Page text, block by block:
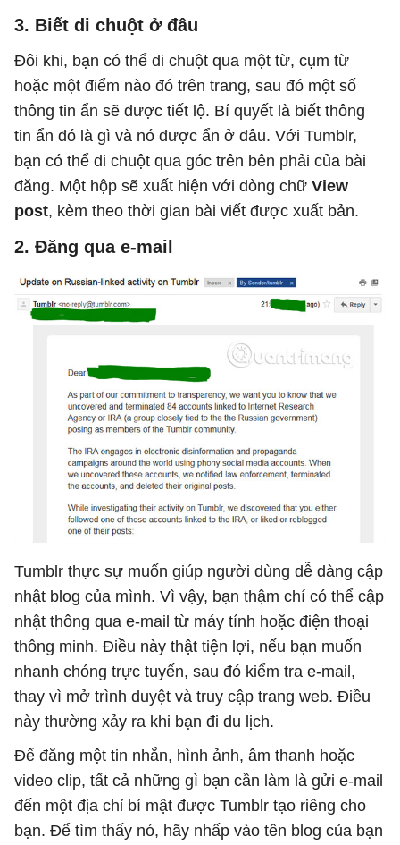
3. Biết di chuột ở đâu
Đôi khi, bạn có thể di chuột qua một từ, cụm từ
hoặc một điểm nào đó trên trang, sau đó một số
thông tin ẩn sẽ được tiết lộ. Bí quyết là biết thông
tin ẩn đó là gì và nó được ẩn ở đâu. Với Tumblr,
bạn có thể di chuột qua góc trên bên phải của bài
đăng. Một hộp sẽ xuất hiện với dòng chữ View
post, kèm theo thời gian bài viết được xuất bản.
2. Đăng qua e-mail
Tumblr thực sự muốn giúp người dùng dễ dàng cập
nhật blog của mình. Vì vậy, bạn thậm chí có thể cập
nhật thông qua e-mail từ máy tính hoặc điện thoại
thông minh. Điều này thật tiện lợi, nếu bạn muốn
nhanh chóng trực tuyến, sau đó kiểm tra e-mail,
thay vì mở trình duyệt và truy cập trang web. Điều
này thường xảy ra khi bạn đi du lịch.
Để đăng một tin nhắn, hình ảnh, âm thanh hoặc
video clip, tất cả những gì bạn cần làm là gửi e-mail
đến một địa chỉ bí mật được Tumblr tạo riêng cho
bạn. Để tìm thấy nó, hãy nhấp vào tên blog của bạn